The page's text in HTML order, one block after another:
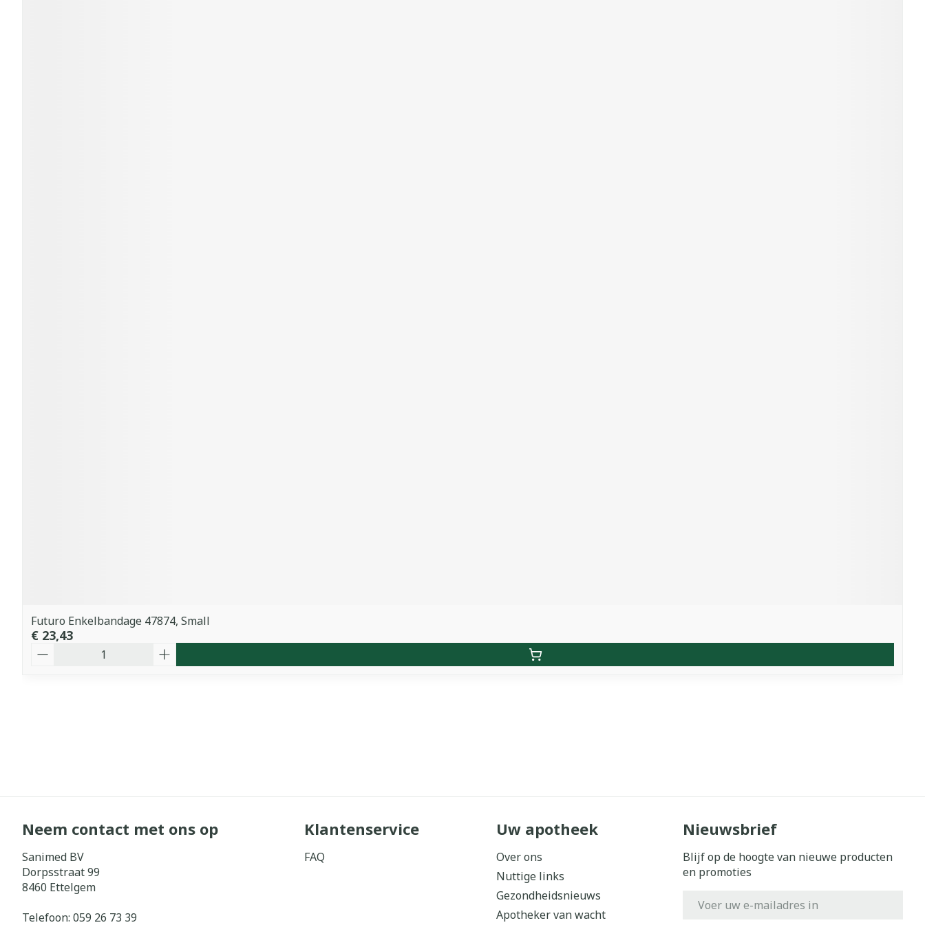
Futuro Enkelbandage 47874, Small
€ 23,43
Neem contact met ons op
Sanimed BV
Dorpsstraat 99
8460 Ettelgem
Telefoon: 059 26 73 39
Klantenservice
FAQ
Uw apotheek
Over ons
Nuttige links
Gezondheidsnieuws
Apotheker van wacht
Nieuwsbrief
Blijf op de hoogte van nieuwe producten
en promoties